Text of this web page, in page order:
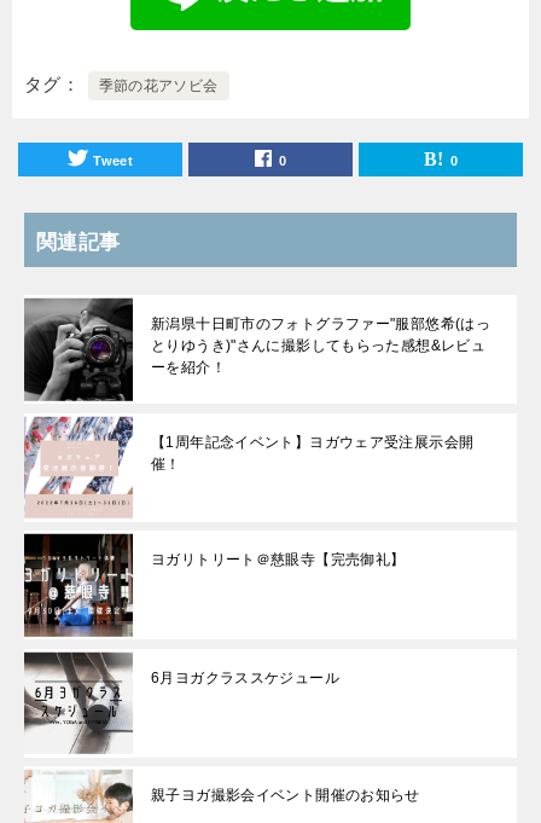
タグ 季節の花アソビ会
Tweet 0 0
関連記事
新潟県十日町市のフォトグラファー"服部悠希(はっ
とりゆうき)"さんに撮影してもらった感想&レビュ
ーを紹介！
【1周年記念イベント】ヨガウェア受注展示会開
催！
ヨガリトリート＠慈眼寺【完売御礼】
6月ヨガクラススケジュール
親子ヨガ撮影会イベント開催のお知らせ